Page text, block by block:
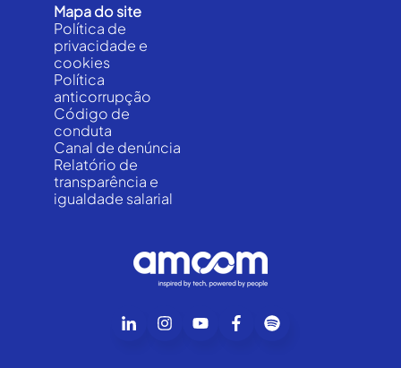
Mapa do site
Política de
privacidade e
cookies
Política
anticorrupção
Código de
conduta
Canal de denúncia
Relatório de
transparência e
igualdade salarial